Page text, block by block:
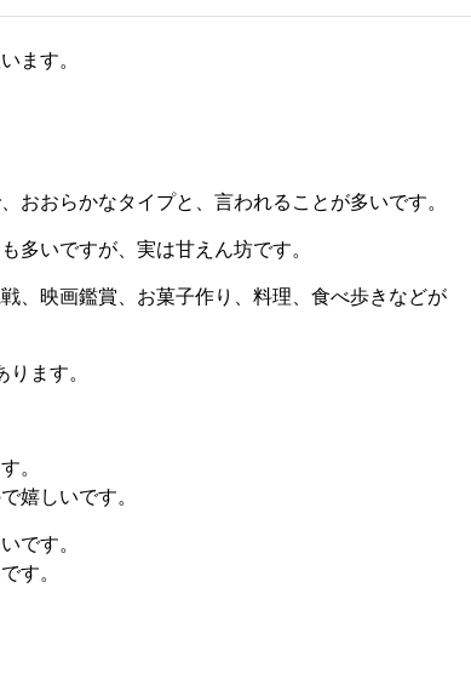
ます。
おおらかなタイプと、言われることが多いです。
多いですが、実は甘えん坊です。
、映画鑑賞、お菓子作り、料理、食べ歩きなどが
ます。
。
嬉しいです。
です。
す。